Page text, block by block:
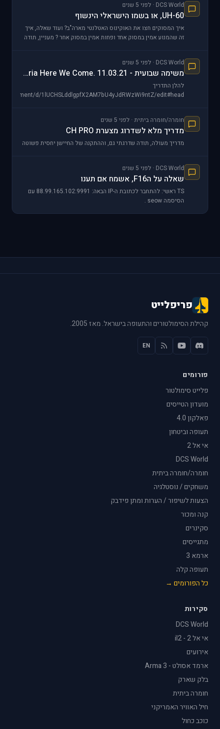
DCS World · לפני 5 שנים
UH-60, או בשמו הישראלי הינשוף
איך המסוקים חצו את האוקינוס האטלנטי מארה"ב? ועוד שאלה, איך
זה שהמנוע אמין במסוק אחד ופחות אמין במסוק אחר ? מעניין, תודה
DCS World · לפני 5 שנים
משימה שבועית - Syria Here We Come. 11.03.21
להלן התדריך
d/1lUCHSLddlgpfX2AM7bU4yJdRWzWi9ntZ/edit#head
חומרה/חומרה ביתית · לפני 5 שנים
מדריך מלא לשדרוג מצערת CH PRO
מדריך מעולה, תודה שדרגתי גם, וההתקנה של החיישן יחסית פשוטה
DCS World · לפני 5 שנים
שאלה על הF16, אשמח אם תענו
TS ראשי: להתחבר לכתובת ה-IP הבאה: 88.99.165.102:9991 עם
הסיסמה seow .
פריפלייט
קהילת הסימולטורים והתעופה בישראל. מאז 2005.
EN
פורומים
פלייט סימולטור
מועדון הטייסים
פאלקון 4.0
תעופה וביטחון
אי אל 2
DCS World
חומרה/חומרה ביתית
משחקים / נוסטלגיה
הצעות לשיפור / הערות ומתן פידבק
קנה ומכור
סקינרים
מתגייסים
ארמא 3
תעופה קלה
כל הפורומים →
סקירות
DCS World
אי אל 2 - il2
אירועים
ארמד אסולט - Arma 3
בלק שארק
חומרה ביתית
חיל האוויר האמריקני
כוכב כחול